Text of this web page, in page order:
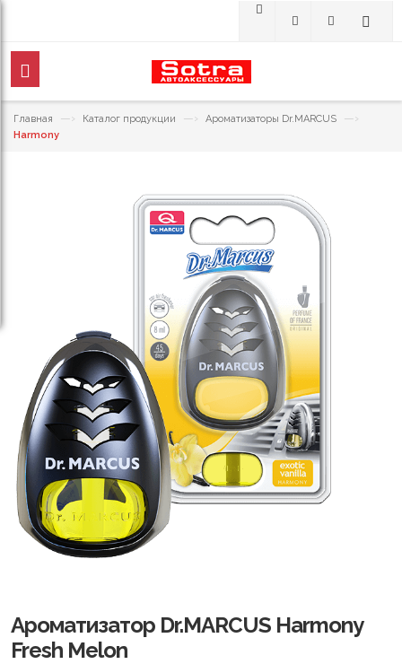
Главная —› Каталог продукции —› Ароматизаторы Dr.MARCUS —›
Harmony
Ароматизатор Dr.MARCUS Harmony
Fresh Melon